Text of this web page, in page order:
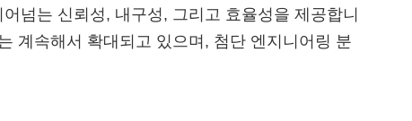
넘는 신뢰성, 내구성, 그리고 효율성을 제공합니
계속해서 확대되고 있으며, 첨단 엔지니어링 분